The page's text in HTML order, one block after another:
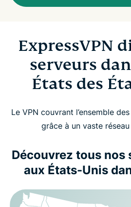
ExpressVPN
serveurs
États des
Le VPN couvrant l’ensemble
grâce à un vaste
Découvrez tous nos
aux États-Unis